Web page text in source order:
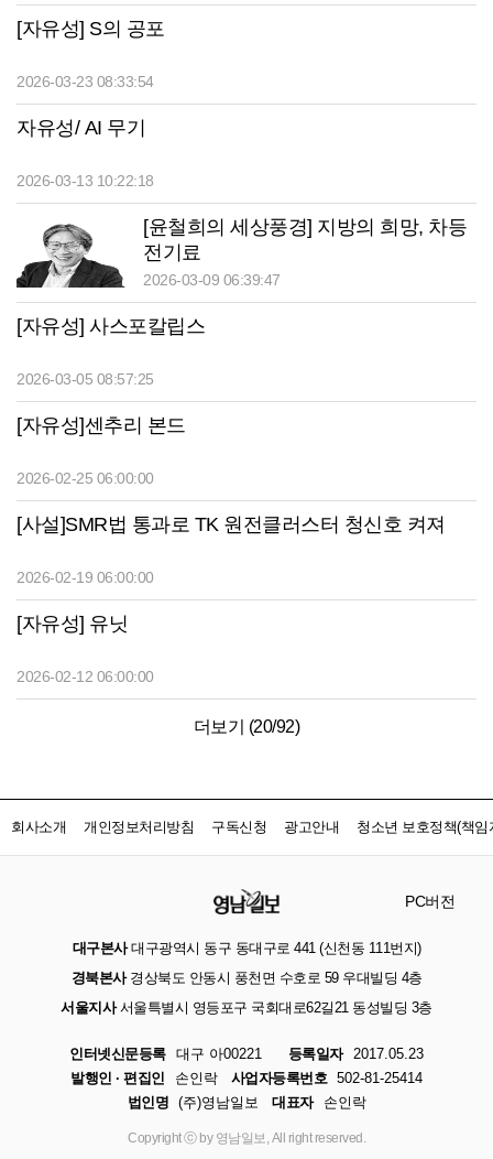
[자유성] S의 공포
2026-03-23 08:33:54
자유성/ AI 무기
2026-03-13 10:22:18
[윤철희의 세상풍경] 지방의 희망, 차등
전기료
2026-03-09 06:39:47
[자유성] 사스포칼립스
2026-03-05 08:57:25
[자유성]센추리 본드
2026-02-25 06:00:00
[사설]SMR법 통과로 TK 원전클러스터 청신호 켜져
2026-02-19 06:00:00
[자유성] 유닛
2026-02-12 06:00:00
더보기 (20/92)
회사소개 개인정보처리방침 구독신청 광고안내 청소년 보호정책(책임
PC버전
대구본사대구광역시 동구 동대구로 441 (신천동 111번지)
경북본사경상북도 안동시 풍천면 수호로 59 우대빌딩 4층
서울지사서울특별시 영등포구 국회대로62길21 동성빌딩 3층
인터넷신문등록 대구 아00221 등록일자
2017.05.23
발행인 · 편집인
손인락 사업자등록번호 502-81-25414
법인명 (주)영남일보 대표자 손인락
Copyright ⓒ by 영남일보, All right reserved.